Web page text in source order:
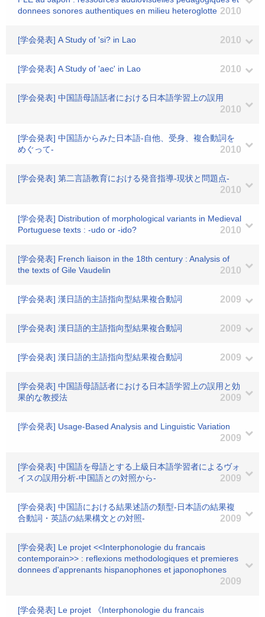
donnees sonores authentiques en milieu heteroglotte 2010
[学会発表] A Study of 'si? in Lao 2010
[学会発表] A Study of 'aec' in Lao 2010
[学会発表] 中国語母語話者における日本語学習上の誤用
2010
[学会発表] 中国語からみた日本語-自他、受身、複合動詞を
めぐって-
2010
[学会発表] 第二言語教育における発音指導-現状と問題点-
2010
[学会発表] Distribution of morphological variants in Medieval
Portuguese texts : -udo or -ido?
2010
[学会発表] French liaison in the 18th century : Analysis of
the texts of Gile Vaudelin
2010
[学会発表] 漢日語的主語指向型結果複合動詞 2009
[学会発表] 漢日語的主語指向型結果複合動詞 2009
[学会発表] 漢日語的主語指向型結果複合動詞 2009
[学会発表] 中国語母語話者における日本語学習上の誤用と効
果的な教授法
2009
[学会発表] Usage-Based Analysis and Linguistic Variation
2009
[学会発表] 中国語を母語とする上級日本語学習者によるヴォ
イスの誤用分析-中国語との対照から-
2009
[学会発表] 中国語における結果述語の類型-日本語の結果複
合動詞・英語の結果構文との対照-
2009
[学会発表] Le projet <<Interphonologie du francais
contemporain>> : reflexions methodologiques et premieres
donnees d'apprenants hispanophones et japonophones
2009
[学会発表] Le projet 《Interphonologie du francais